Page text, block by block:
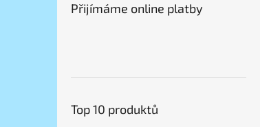
Přijímáme online platby
Top 10 produktů